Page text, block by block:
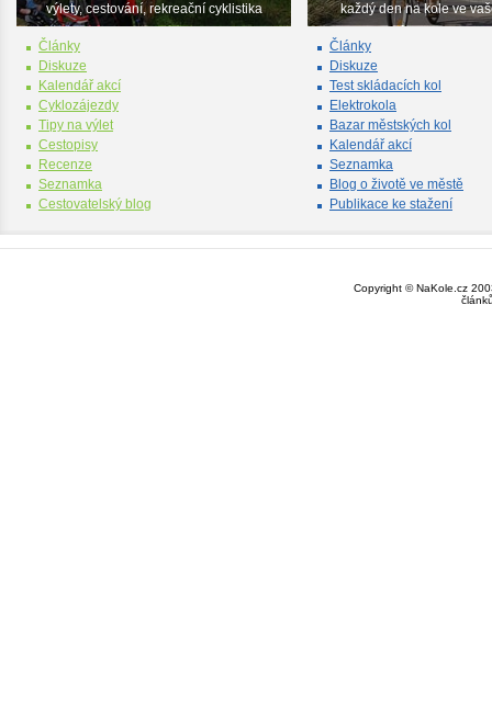
výlety, cestování, rekreační cyklistika
Články
Diskuze
Kalendář akcí
Cyklozájezdy
Tipy na výlet
Cestopisy
Recenze
Seznamka
Cestovatelský blog
každý den na kole ve
Články
Diskuze
Test skládacích kol
Elektrokola
Bazar městských kol
Kalendář akcí
Seznamka
Blog o životě ve městě
Publikace ke stažení
Copyright © NaKole.cz